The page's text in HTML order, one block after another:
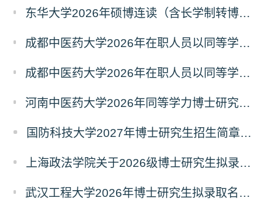
东华大学2026年硕博连读（含长学制转博）博士研究生拟录取名单公示
成都中医药大学2026年在职人员以同等学力申请中西医结合博士学术学位招生章程
成都中医药大学2026年在职人员以同等学力申请中医博士专业学位招生章程
河南中医药大学2026年同等学力博士研究生招生拟进入复试人员名单公示
国防科技大学2027年博士研究生招生简章（预发版）
上海政法学院关于2026级博士研究生拟录取后续相关事宜的通知
武汉工程大学2026年博士研究生拟录取名单公示（普通招考）（第四批）